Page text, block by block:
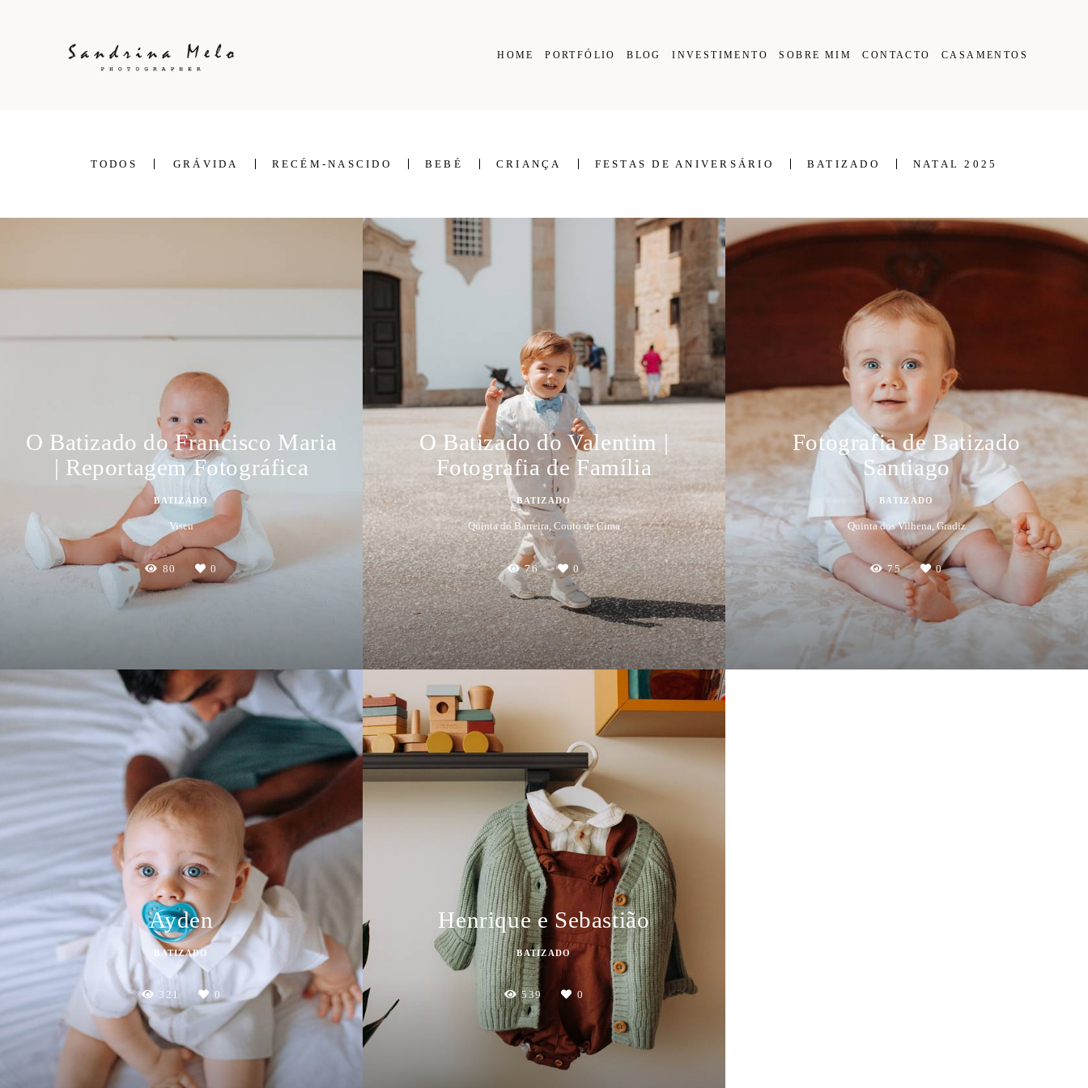
HOME PORTFÓLIO BLOG INVESTIMENTO SOBRE MIM CONTACTO CASAMENTOS
TODOS GRÁVIDA RECÉM-NASCIDO BEBÉ CRIANÇA FESTAS DE ANIVERSÁRIO BATIZADO NATAL 2025
O Batizado do Francisco Maria
| Reportagem Fotográfica
BATIZADO
Viseu
80 0
O Batizado do Valentim |
Fotografia de Família
BATIZADO
Quinta do Barreira, Couto de Cima
76 0
Fotografia de Batizado
Santiago
BATIZADO
Quinta dos Vilhena, Gradiz
75 0
Ayden
BATIZADO
321 0
Henrique e Sebastião
BATIZADO
539 0